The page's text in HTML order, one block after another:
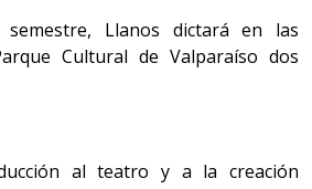
Llanos dictará en las
Cultural de Valparaíso dos
al teatro y a la creación